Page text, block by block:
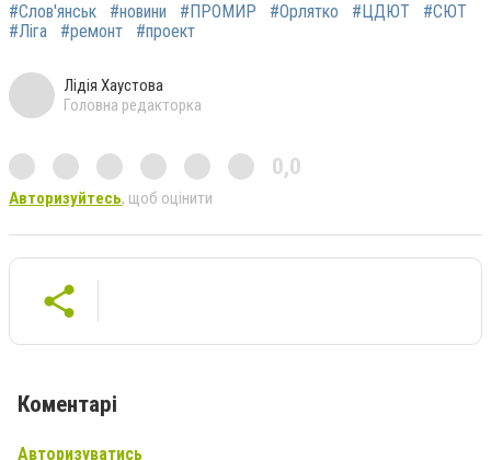
#Слов'янськ #новини #ПРОМИР #Орлятко #ЦДЮТ
#СЮТ
#Ліга
#ремонт #проект
Лідія Хаустова
Головна редакторка
0,0
Авторизуйтесь, щоб оцінити
Коментарі
Авторизуватись